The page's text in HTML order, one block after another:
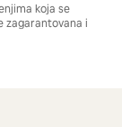
koja se
zagarantovana i